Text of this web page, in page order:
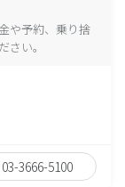
や予約、乗り捨
い。
03-3666-5100